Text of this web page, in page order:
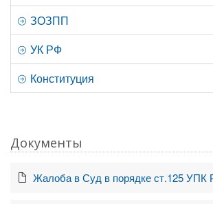
ЗОЗПП
УК РФ
Конституция
Документы
Жалоба в Суд в порядке ст.125 УПК